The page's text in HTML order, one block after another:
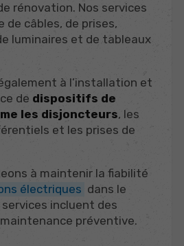
rénovation. Nos services
de câbles, de prises,
luminaires et de tableaux
à l’installation et
de dispositifs de
les disjoncteurs, les
et les prises de
à maintenir la fiabilité
électriques dans le
incluent des
préventive.